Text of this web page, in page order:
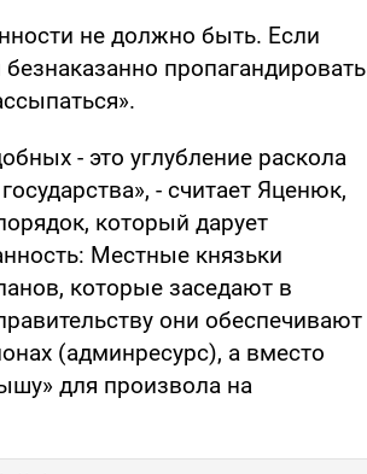
не должно быть. Если
пропагандировать
- это углубление раскола
- считает Яценюк,
который дарует
Местные князьки
которые заседают в
они обеспечивают
(админресурс), а вместо
для произвола на